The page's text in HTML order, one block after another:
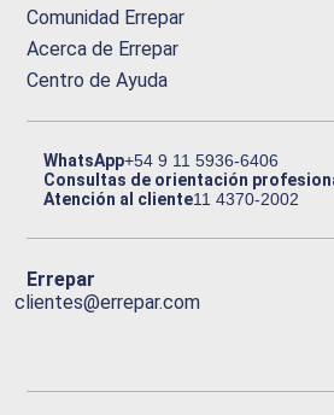
Comunidad Errepar
Acerca de Errepar
Centro de Ayuda
WhatsApp+54 9 11 5936-6406
Consultas de orientación
Atención al cliente11 4370-2002
Errepar
clientes@errepar.com